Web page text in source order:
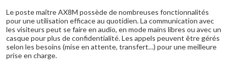
Le poste maître AX8M possède de nombreuses fonctionnalités
pour une utilisation efficace au quotidien. La communication avec
les visiteurs peut se faire en audio, en mode mains libres ou avec un
casque pour plus de confidentialité. Les appels peuvent être gérés
selon les besoins (mise en attente, transfert…) pour une meilleure
prise en charge.